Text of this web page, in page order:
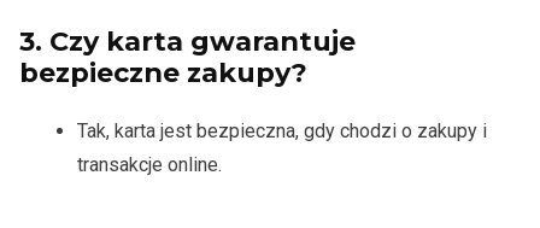
3. Czy karta gwarantuje
bezpieczne zakupy?
Tak, karta jest bezpieczna, gdy chodzi o zakupy i
transakcje online.